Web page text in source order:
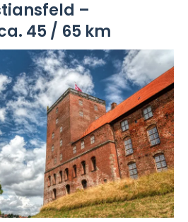
–
45 / 65 km